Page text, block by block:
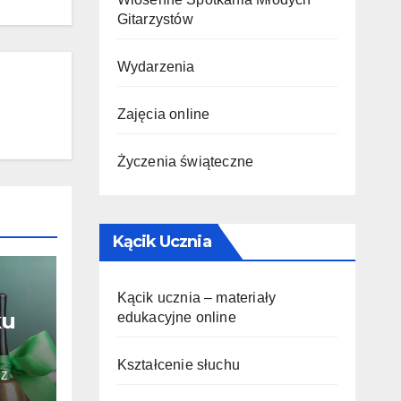
Gitarzystów
Wydarzenia
Zajęcia online
Życzenia świąteczne
Kącik Ucznia
Kącik ucznia – materiały
edukacyjne online
Kształcenie słuchu